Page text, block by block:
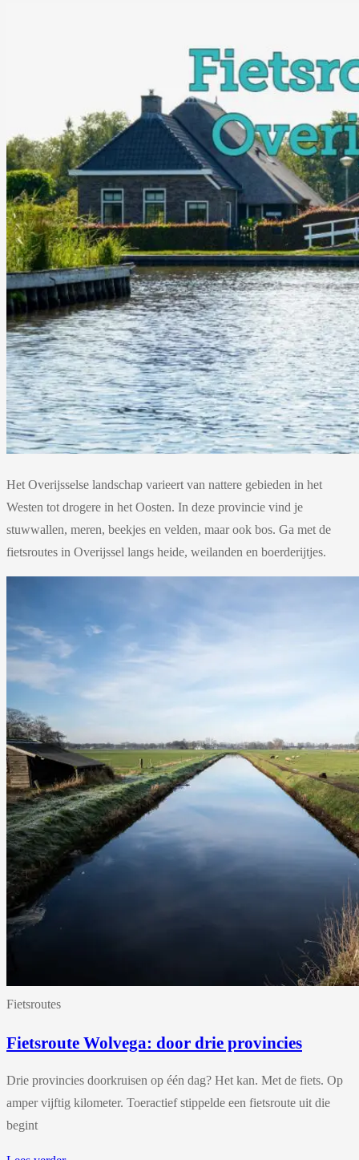
Het Overijsselse landschap varieert van nattere gebieden in het
Westen tot drogere in het Oosten. In deze provincie vind je
stuwwallen, meren, beekjes en velden, maar ook bos. Ga met de
fietsroutes in Overijssel langs heide, weilanden en boerderijtjes.
Fietsroutes
Fietsroute Wolvega: door drie provincies
Drie provincies doorkruisen op één dag? Het kan. Met de fiets. Op
amper vijftig kilometer. Toeractief stippelde een fietsroute uit die
begint